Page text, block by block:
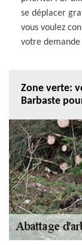
se déplacer
vous voulez
votre demande
Zone verte:
Barbaste